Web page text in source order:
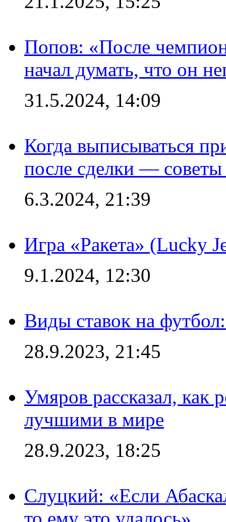
Попов: «После
начал думать, что он
31.5.2024, 14:09
Когда выписываться
после сделки —
6.3.2024, 21:39
Игра «Ракета» (Lucky
9.1.2024, 12:30
Виды ставок на
28.9.2023, 21:45
Умяров рассказал, как
лучшими в мире
28.9.2023, 18:25
Слуцкий: «Если